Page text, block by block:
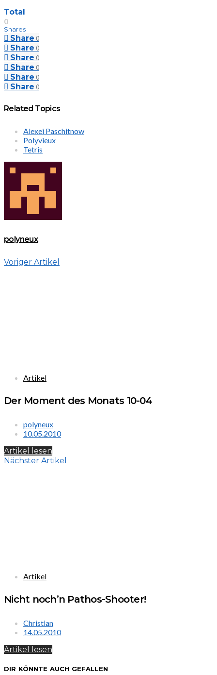
Total
0
Shares
Share 0
Share 0
Share 0
Share 0
Share 0
Share 0
Related Topics
Alexei Paschitnow
Polyvieux
Tetris
polyneux
Voriger Artikel
Artikel
Der Moment des Monats 10-04
polyneux
10.05.2010
Artikel lesen
Nächster Artikel
Artikel
Nicht noch’n Pathos-Shooter!
Christian
14.05.2010
Artikel lesen
DIR KÖNNTE AUCH GEFALLEN